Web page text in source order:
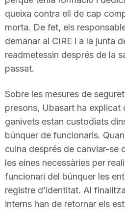
queixa contra ell de cap
morta. De fet, els
demanar al CIRE i a la junta
readmetessin després de la
passat.
Sobre les mesures de
presons, Ubasart ha explicat
ganivets estan custodiats
búnquer de funcionaris.
cuina després de canviar-se
les eines necessàries per
funcionari del búnquer les
registre d’identitat. Al
interns han de retornar els